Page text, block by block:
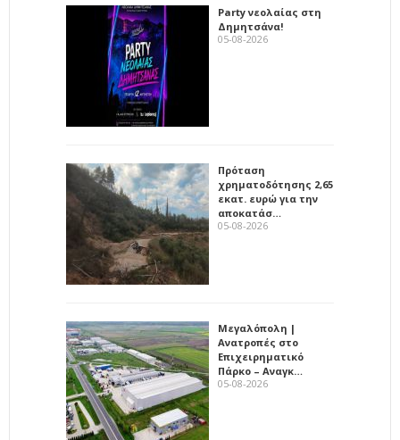
Party νεολαίας στη
Δημητσάνα!
05-08-2026
Πρόταση
χρηματοδότησης 2,65
εκατ. ευρώ για την
αποκατάσ…
05-08-2026
Μεγαλόπολη |
Ανατροπές στο
Επιχειρηματικό
Πάρκο – Αναγκ…
05-08-2026